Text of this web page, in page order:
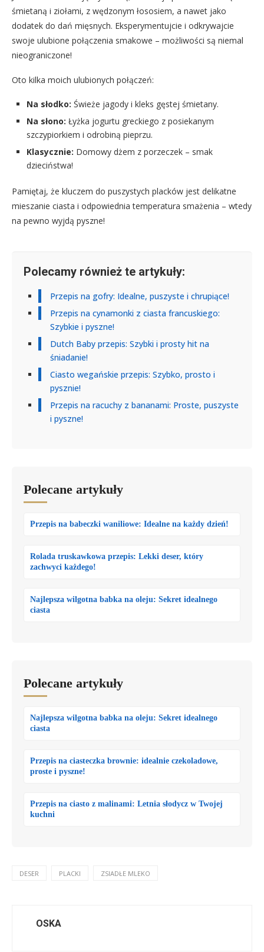
śmietaną i ziołami, z wędzonym łososiem, a nawet jako
dodatek do dań mięsnych. Eksperymentujcie i odkrywajcie
swoje ulubione połączenia smakowe – możliwości są niemal
nieograniczone!
Oto kilka moich ulubionych połączeń:
Na słodko: Świeże jagody i kleks gęstej śmietany.
Na słono: Łyżka jogurtu greckiego z posiekanym
szczypiorkiem i odrobiną pieprzu.
Klasycznie: Domowy dżem z porzeczek – smak
dzieciństwa!
Pamiętaj, że kluczem do puszystych placków jest delikatne
mieszanie ciasta i odpowiednia temperatura smażenia – wtedy
na pewno wyjdą pyszne!
Polecamy również te artykuły:
Przepis na gofry: Idealne, puszyste i chrupiące!
Przepis na cynamonki z ciasta francuskiego:
Szybkie i pyszne!
Dutch Baby przepis: Szybki i prosty hit na
śniadanie!
Ciasto wegańskie przepis: Szybko, prosto i
pysznie!
Przepis na racuchy z bananami: Proste, puszyste
i pyszne!
Polecane artykuły
Przepis na babeczki waniliowe: Idealne na każdy dzień!
Rolada truskawkowa przepis: Lekki deser, który
zachwyci każdego!
Najlepsza wilgotna babka na oleju: Sekret idealnego
ciasta
Polecane artykuły
Najlepsza wilgotna babka na oleju: Sekret idealnego
ciasta
Przepis na ciasteczka brownie: idealnie czekoladowe,
proste i pyszne!
Przepis na ciasto z malinami: Letnia słodycz w Twojej
kuchni
DESER PLACKI ZSIADŁE MLEKO
OSKA